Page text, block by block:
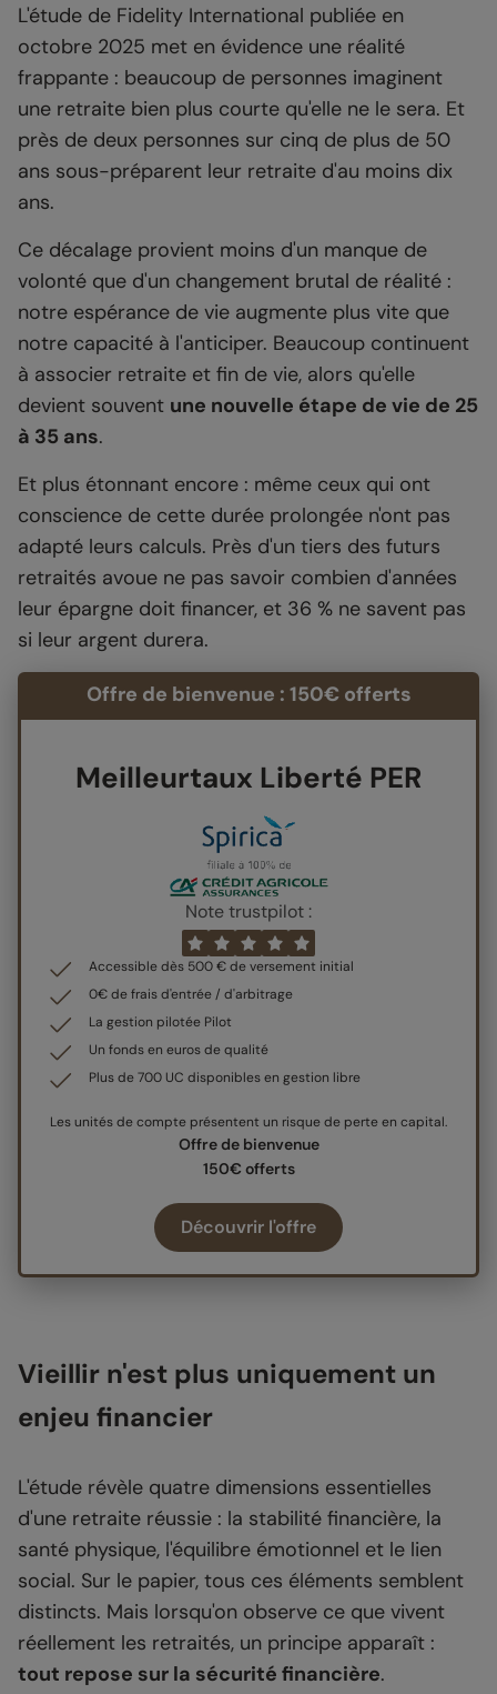
L'étude de Fidelity International publiée en
octobre 2025 met en évidence une réalité
frappante : beaucoup de personnes imaginent
une retraite bien plus courte qu'elle ne le sera. Et
près de deux personnes sur cinq de plus de 50
ans sous-préparent leur retraite d'au moins dix
ans.
Ce décalage provient moins d'un manque de
volonté que d'un changement brutal de réalité :
notre espérance de vie augmente plus vite que
notre capacité à l'anticiper. Beaucoup continuent
à associer retraite et fin de vie, alors qu'elle
devient souvent une nouvelle étape de vie de 25
à 35 ans.
Et plus étonnant encore : même ceux qui ont
conscience de cette durée prolongée n'ont pas
adapté leurs calculs. Près d'un tiers des futurs
retraités avoue ne pas savoir combien d'années
leur épargne doit financer, et 36 % ne savent pas
si leur argent durera.
Offre de bienvenue : 150€ offerts
Meilleurtaux Liberté PER
Note trustpilot :
Accessible dès 500 € de versement initial
0€ de frais d'entrée / d'arbitrage
La gestion pilotée Pilot
Un fonds en euros de qualité
Plus de 700 UC disponibles en gestion libre
Les unités de compte présentent un risque de perte en capital.
Offre de bienvenue
150€ offerts
Découvrir l'offre
Vieillir n'est plus uniquement un
enjeu financier
L'étude révèle quatre dimensions essentielles
d'une retraite réussie : la stabilité financière, la
santé physique, l'équilibre émotionnel et le lien
social. Sur le papier, tous ces éléments semblent
distincts. Mais lorsqu'on observe ce que vivent
réellement les retraités, un principe apparaît :
tout repose sur la sécurité financière.